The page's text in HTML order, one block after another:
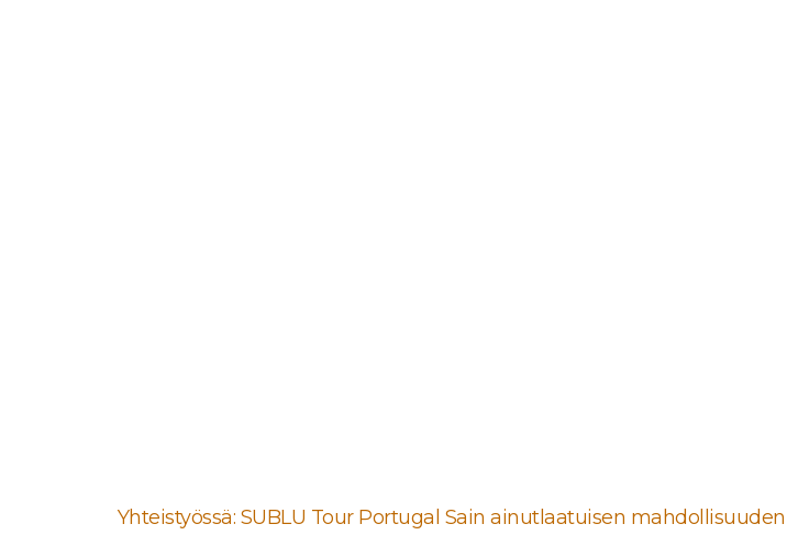
Yhteistyössä: SUBLU Tour Portugal Sain ainutlaatuisen